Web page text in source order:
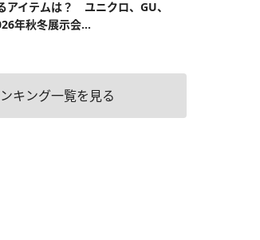
アイテムは？ ユニクロ、GU、
年秋冬展示会...
キング一覧を見る